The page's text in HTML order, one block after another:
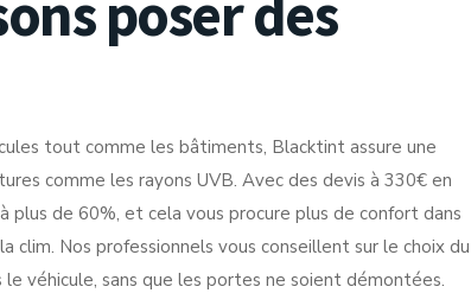
tout comme les bâtiments, Blacktint assure une
comme les rayons UVB. Avec des devis à 330€ en
plus de 60%, et cela vous procure plus de confort dans
clim. Nos professionnels vous conseillent sur le choix du
véhicule, sans que les portes ne soient démontées.